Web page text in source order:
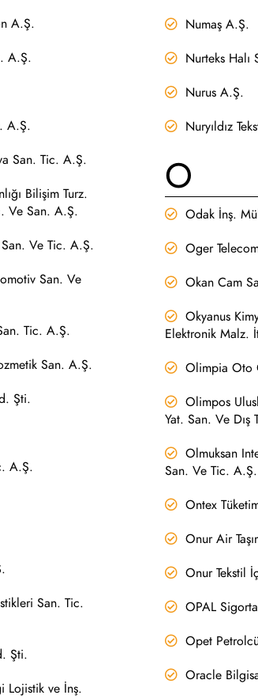
A.Ş.
A.Ş.
A.Ş.
San. Tic. A.Ş.
Bilişim Turz.
Ve San. A.Ş.
Ve Tic. A.Ş.
San. Ve
Tic. A.Ş.
San. A.Ş.
Şti.
A.Ş.
San. Tic.
Şti.
Lojistik ve İnş.
Numaş A.Ş.
Nurteks Halı
Nurus A.Ş.
Nuryıldız
O
Odak İnş.
Oger
Okan Cam
Okyanus
Elektronik Malz.
Olimpia Oto
Olimpos
Yat. San. Ve Dış
Olmuksan
San. Ve Tic. A.Ş.
Ontex
Onur Air
Onur Tekstil
OPAL
Opet
Oracle